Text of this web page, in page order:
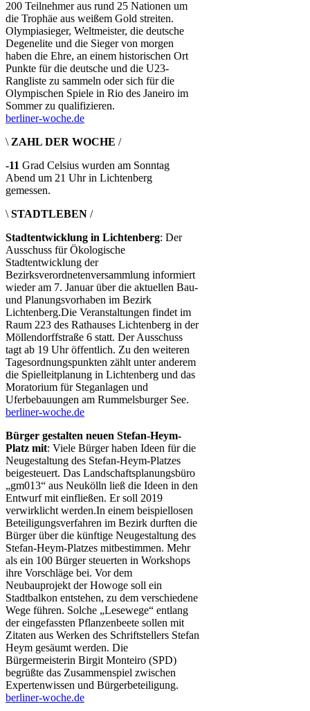
200 Teilnehmer aus rund 25 Nationen um
die Trophäe aus weißem Gold streiten.
Olympiasieger, Weltmeister, die deutsche
Degenelite und die Sieger von morgen
haben die Ehre, an einem historischen Ort
Punkte für die deutsche und die U23-
Rangliste zu sammeln oder sich für die
Olympischen Spiele in Rio des Janeiro im
Sommer zu qualifizieren.
berliner-woche.de
\ ZAHL DER WOCHE /
-11 Grad Celsius wurden am Sonntag
Abend um 21 Uhr in Lichtenberg
gemessen.
\ STADTLEBEN /
Stadtentwicklung in Lichtenberg: Der
Ausschuss für Ökologische
Stadtentwicklung der
Bezirksverordnetenversammlung informiert
wieder am 7. Januar über die aktuellen Bau-
und Planungsvorhaben im Bezirk
Lichtenberg.Die Veranstaltungen findet im
Raum 223 des Rathauses Lichtenberg in der
Möllendorffstraße 6 statt. Der Ausschuss
tagt ab 19 Uhr öffentlich. Zu den weiteren
Tagesordnungspunkten zählt unter anderem
die Spielleitplanung in Lichtenberg und das
Moratorium für Steganlagen und
Uferbebauungen am Rummelsburger See.
berliner-woche.de
Bürger gestalten neuen Stefan-Heym-
Platz mit: Viele Bürger haben Ideen für die
Neugestaltung des Stefan-Heym-Platzes
beigesteuert. Das Landschaftsplanungsbüro
„gm013“ aus Neukölln ließ die Ideen in den
Entwurf mit einfließen. Er soll 2019
verwirklicht werden.In einem beispiellosen
Beteiligungsverfahren im Bezirk durften die
Bürger über die künftige Neugestaltung des
Stefan-Heym-Platzes mitbestimmen. Mehr
als ein 100 Bürger steuerten in Workshops
ihre Vorschläge bei. Vor dem
Neubauprojekt der Howoge soll ein
Stadtbalkon entstehen, zu dem verschiedene
Wege führen. Solche „Lesewege“ entlang
der eingefassten Pflanzenbeete sollen mit
Zitaten aus Werken des Schriftstellers Stefan
Heym gesäumt werden. Die
Bürgermeisterin Birgit Monteiro (SPD)
begrüßte das Zusammenspiel zwischen
Expertenwissen und Bürgerbeteiligung.
berliner-woche.de